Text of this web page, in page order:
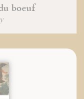
boeuf